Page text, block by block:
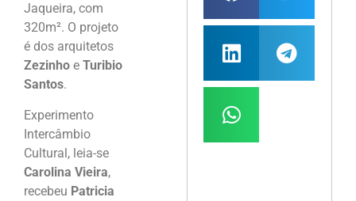
Jaqueira, com
320m². O projeto
é dos arquitetos
Zezinho e Turibio
Santos.
Experimento
Intercâmbio
Cultural, leia-se
Carolina Vieira,
recebeu Patricia